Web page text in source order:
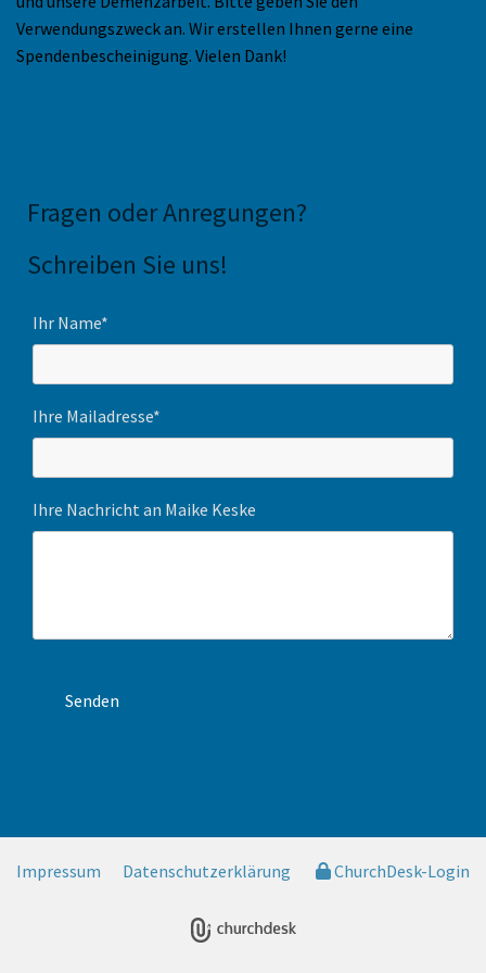
Verwendungszweck an. Wir erstellen Ihnen gerne eine
Spendenbescheinigung. Vielen Dank!
Fragen oder Anregungen?
Schreiben Sie uns!
Ihr Name*
Ihre Mailadresse*
Ihre Nachricht an Maike Keske
Impressum Datenschutzerklärung ChurchDesk-Login